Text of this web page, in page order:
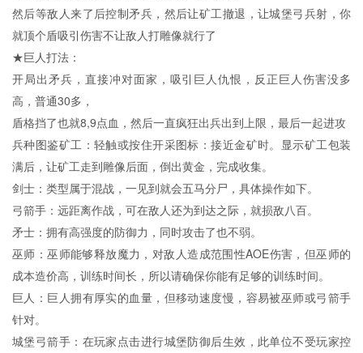
然后等敌人来了后控制矛兵，然后让矿工撤退，让城堡弓兵射，你
就顶个盾吸引伤害不让敌人打雕像就行了
★巨人打法：
开局出矛兵，直接冲对面家，吸引巨人仇恨，反正巨人伤害没多
高，普通30多，
盾格挡了也就8,9点血，然后一直疯狂出兵出到上限，最后一起进攻
兵种图鉴矿工：轻触或按住开采图标：接近金矿时。显示矿工包装
满后，让矿工走到雕像后面，倒出黄金，完成收集。
剑士：类型属于混战，一见到就会五马分尸，具体操作如下。
弓箭手：远距离作战，可在敌人还为到达之际，就损敌八百。
矛士：拥有高强度的防御力，同时攻击了也不弱。
巫师：巫师能够释放魔力，对敌人造成范围性AOE伤害，但巫师的
成本造价高，训练时间长，所以请确保你能有足够的训练时间。
巨人：巨人拥有厚实的血量，但移动速度慢，容易被巫师或弓箭手
针对。
城堡弓箭手：在玩家点击进行城堡防御后生效，此单位不受玩家控